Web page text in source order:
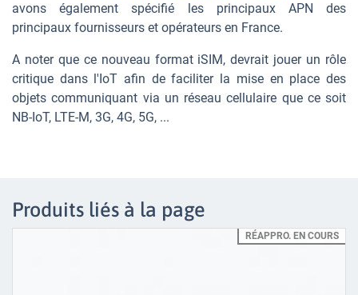
avons également spécifié les principaux APN des
principaux fournisseurs et opérateurs en France.
A noter que ce nouveau format iSIM, devrait jouer un rôle
critique dans l'IoT afin de faciliter la mise en place des
objets communiquant via un réseau cellulaire que ce soit
NB-IoT, LTE-M, 3G, 4G, 5G, ...
Produits liés à la page
RÉAPPRO. EN COURS